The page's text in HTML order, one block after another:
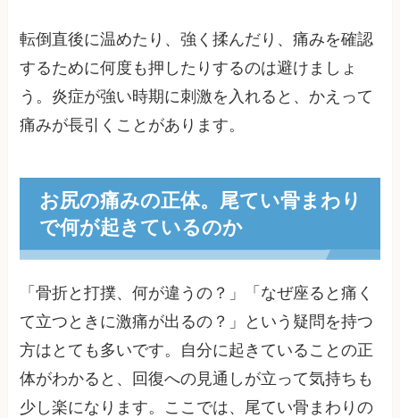
転倒直後に温めたり、強く揉んだり、痛みを確認
するために何度も押したりするのは避けましょ
う。炎症が強い時期に刺激を入れると、かえって
痛みが長引くことがあります。
お尻の痛みの正体。尾てい骨まわり
で何が起きているのか
「骨折と打撲、何が違うの？」「なぜ座ると痛く
て立つときに激痛が出るの？」という疑問を持つ
方はとても多いです。自分に起きていることの正
体がわかると、回復への見通しが立って気持ちも
少し楽になります。ここでは、尾てい骨まわりの